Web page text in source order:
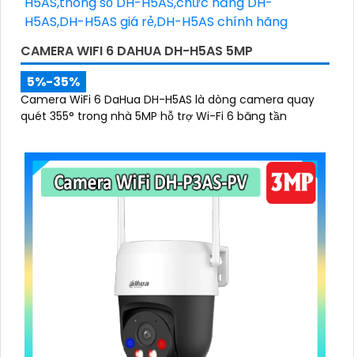
CAMERA WIFI 6 DAHUA DH-H5AS 5MP
5%-35%
Camera WiFi 6 DaHua DH-H5AS là dòng camera quay
quét 355° trong nhà 5MP hỗ trợ Wi-Fi 6 băng tần